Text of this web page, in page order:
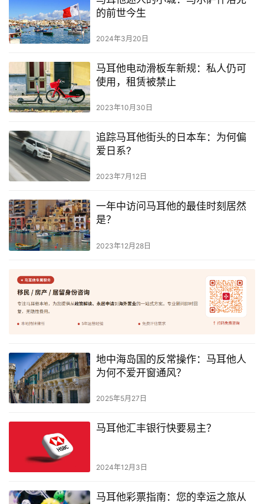
活
指
南
耳
他
移
留
学
教
育
网
导
航
的前世今生
2024年3月20日
马耳他电动滑板车新规：私人仍可
使用，租赁被禁止
2023年10月30日
追踪马耳他街头的日本车：为何偏
爱日系?
2023年7月12日
一年中访问马耳他的最佳时刻居然
是？
2023年12月28日
地中海岛国的反常操作：马耳他人
为何不爱开窗通风？
2025年5月27日
马耳他汇丰银行快要易主？
2024年12月3日
马耳他彩票指南：您的幸运之旅从